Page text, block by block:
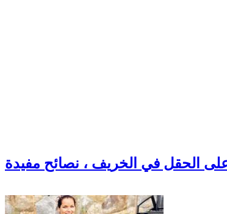
الحقل في الخريف ، نصائح مفيدة